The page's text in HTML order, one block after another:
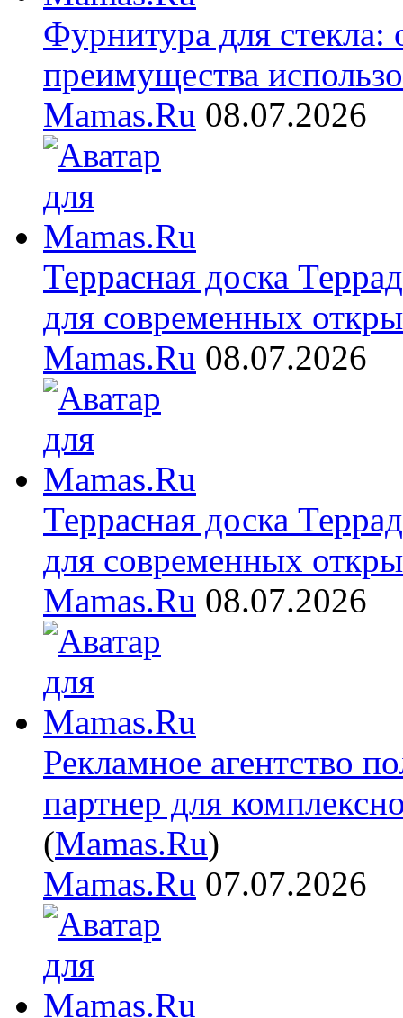
Фурнитура для
преимущества
Mamas.Ru 08.07.2026
Террасная доска
для современных
Mamas.Ru 08.07.2026
Террасная доска
для современных
Mamas.Ru 08.07.2026
Рекламное агентство
партнер для
(Mamas.Ru)
Mamas.Ru 07.07.2026